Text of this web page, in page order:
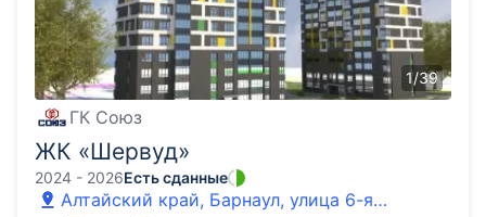
1/39
ГК Союз
ЖК «Шервуд»
2024 - 2026Есть сданные
Алтайский край, Барнаул, улица 6-я